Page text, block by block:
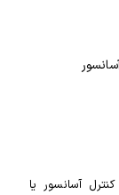
آسانسور یا